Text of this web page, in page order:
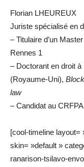
Florian LHEUREUX
Juriste spécialisé en
– Titulaire d’un
Rennes 1
– Doctorant en droit à
(Royaume-Uni),
law
– Candidat au
[cool-timeline layout=
skin= »default »
ranarison-tsilavo-